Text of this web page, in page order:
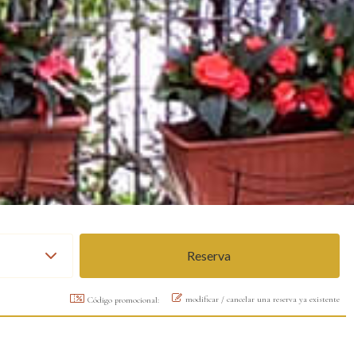
Código promocional: modificar / cancelar una reserva ya existente